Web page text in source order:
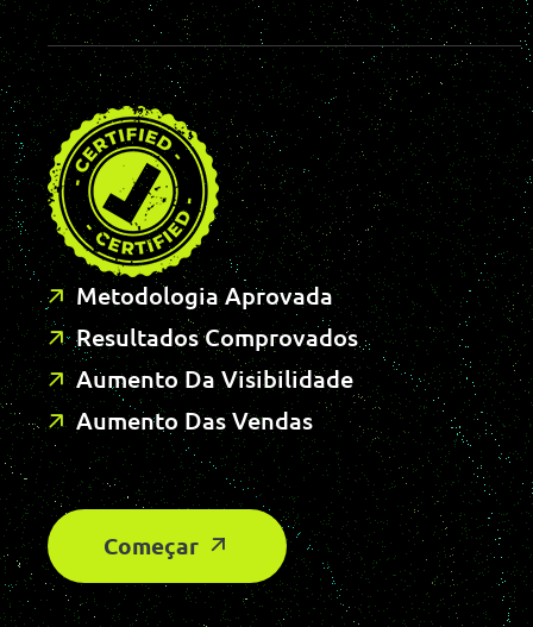
Metodologia Aprovada
Resultados Comprovados
Aumento Da Visibilidade
Aumento Das Vendas
Começar